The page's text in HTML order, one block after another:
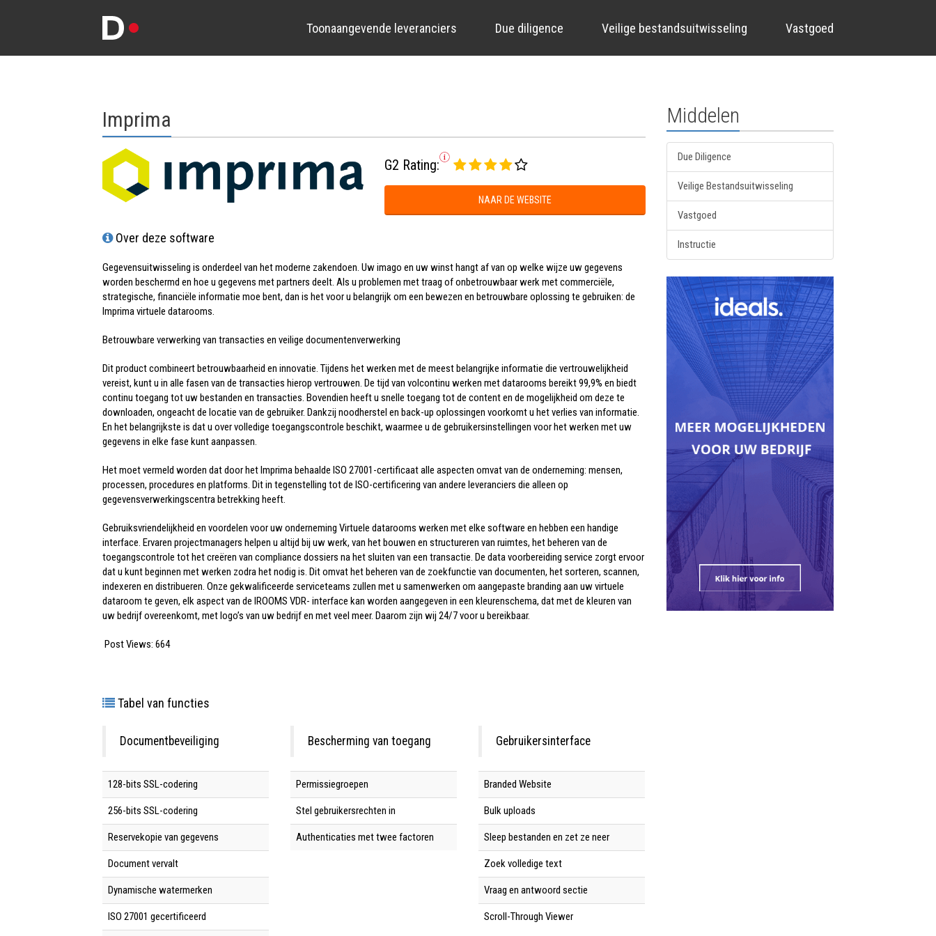
Toonaangevende leveranciers Due diligence Veilige bestandsuitwisseling Vastgoed
Imprima
G2 Rating:
NAAR DE WEBSITE
Over deze software
Gegevensuitwisseling is onderdeel van het moderne zakendoen. Uw imago en uw winst hangt af van op welke wijze uw gegevens
worden beschermd en hoe u gegevens met partners deelt. Als u problemen met traag of onbetrouwbaar werk met commerciële,
strategische, financiële informatie moe bent, dan is het voor u belangrijk om een bewezen en betrouwbare oplossing te gebruiken: de
Imprima virtuele datarooms.
Betrouwbare verwerking van transacties en veilige documentenverwerking
Dit product combineert betrouwbaarheid en innovatie. Tijdens het werken met de meest belangrijke informatie die vertrouwelijkheid
vereist, kunt u in alle fasen van de transacties hierop vertrouwen. De tijd van volcontinu werken met datarooms bereikt ​​99,9% en biedt
continu toegang tot uw bestanden en transacties. Bovendien heeft u snelle toegang tot de content en de mogelijkheid om deze te
downloaden, ongeacht de locatie van de gebruiker. Dankzij noodherstel en back-up oplossingen voorkomt u het verlies van informatie.
En het belangrijkste is dat u over volledige toegangscontrole beschikt, waarmee u de gebruikersinstellingen voor het werken met uw
gegevens in elke fase kunt aanpassen.
Het moet vermeld worden dat door het Imprima behaalde ISO 27001-certificaat alle aspecten omvat van de onderneming: mensen,
processen, procedures en platforms. Dit in tegenstelling tot de ISO-certificering van andere leveranciers die alleen op
gegevensverwerkingscentra betrekking heeft.
Gebruiksvriendelijkheid en voordelen voor uw onderneming Virtuele datarooms werken met elke software en hebben een handige
interface. Ervaren projectmanagers helpen u altijd bij uw werk, van het bouwen en structureren van ruimtes, het beheren van de
toegangscontrole tot het creëren van compliance dossiers na het sluiten van een transactie. De data voorbereiding service zorgt ervoor
dat u kunt beginnen met werken zodra het nodig is. Dit omvat het beheren van de zoekfunctie van documenten, het sorteren, scannen,
indexeren en distribueren. Onze gekwalificeerde serviceteams zullen met u samenwerken om aangepaste branding aan uw virtuele
dataroom te geven, elk aspect van de IROOMS VDR- interface kan worden aangegeven in een kleurenschema, dat met de kleuren van
uw bedrijf overeenkomt, met logo’s van uw bedrijf en met veel meer. Daarom zijn wij 24/7 voor u bereikbaar.
Post Views: 664
Tabel van functies
Documentbeveiliging
128-bits SSL-codering
256-bits SSL-codering
Reservekopie van gegevens
Document vervalt
Dynamische watermerken
ISO 27001 gecertificeerd
Bescherming van toegang
Permissiegroepen
Stel gebruikersrechten in
Authenticaties met twee factoren
Gebruikersinterface
Branded Website
Bulk uploads
Sleep bestanden en zet ze neer
Zoek volledige text
Vraag en antwoord sectie
Scroll-Through Viewer
Middelen
Due Diligence
Veilige Bestandsuitwisseling
Vastgoed
Instructie